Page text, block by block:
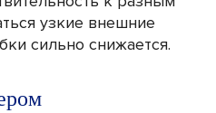
узкие внешние
сильно снижается.